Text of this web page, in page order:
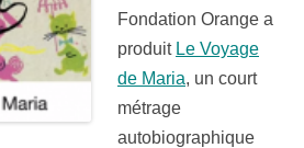
Fondation Orange a
produit Le Voyage
de Maria, un court
métrage
autobiographique